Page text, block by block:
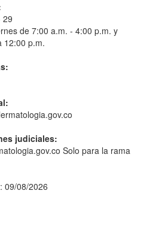
29
de 7:00 a.m. - 4:00 p.m. y
12:00 p.m.
judiciales:
Solo para la rama
09/08/2026